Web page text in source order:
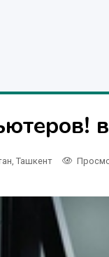
Ташкент